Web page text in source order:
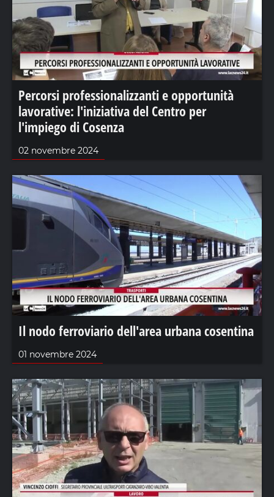
Percorsi professionalizzanti e opportunità
lavorative: l'iniziativa del Centro per
l'impiego di Cosenza
02 novembre 2024
Il nodo ferroviario dell'area urbana cosentina
01 novembre 2024